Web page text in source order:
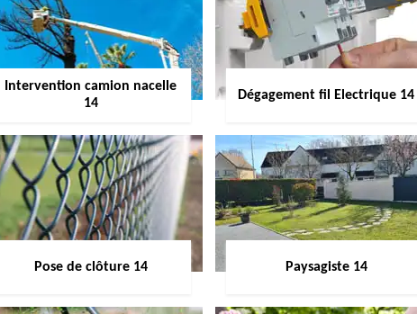
Intervention camion nacelle
14
Dégagement fil Electrique 14
Pose de clôture 14 Paysagiste 14